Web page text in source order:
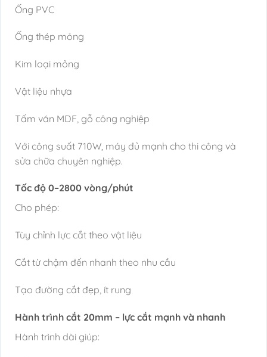
Ống PVC
Ống thép mỏng
Kim loại mỏng
Vật liệu nhựa
Tấm ván MDF, gỗ công nghiệp
Với công suất 710W, máy đủ mạnh cho thi công và
sửa chữa chuyên nghiệp.
Tốc độ 0–2800 vòng/phút
Cho phép:
Tùy chỉnh lực cắt theo vật liệu
Cắt từ chậm đến nhanh theo nhu cầu
Tạo đường cắt đẹp, ít rung
Hành trình cắt 20mm – lực cắt mạnh và nhanh
Hành trình dài giúp: